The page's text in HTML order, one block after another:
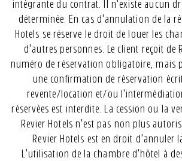
intégrante du contrat. Il n'existe aucun
déterminée. En cas d'annulation de la
Hotels se réserve le droit de louer les
d'autres personnes. Le client reçoit de
numéro de réservation obligatoire, mais
une confirmation de réservation
revente/location et/ou
réservées est interdite. La cession ou la
Revier Hotels n'est pas non plus
Revier Hotels est en droit d'annuler
L'utilisation de la chambre d'hôtel à